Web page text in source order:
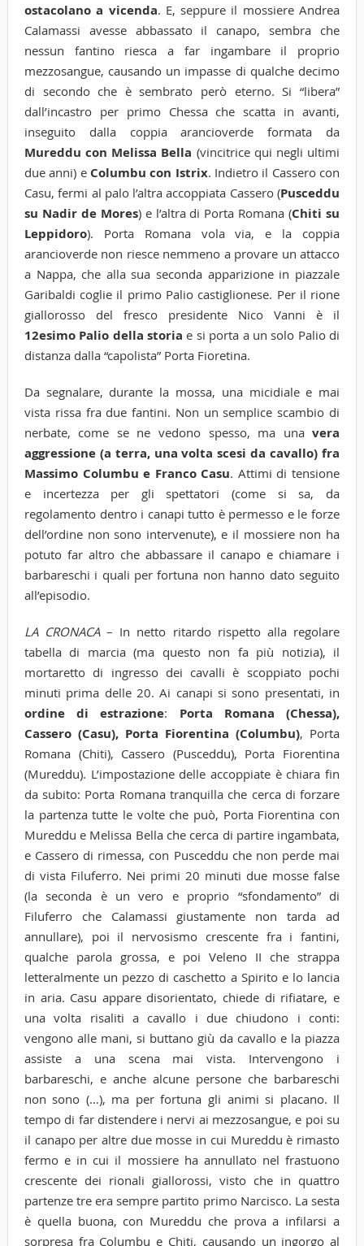
ostacolano a vicenda. E, seppure il mossiere Andrea
Calamassi avesse abbassato il canapo, sembra che
nessun fantino riesca a far ingambare il proprio
mezzosangue, causando un impasse di qualche decimo
di secondo che è sembrato però eterno. Si “libera”
dall’incastro per primo Chessa che scatta in avanti,
inseguito dalla coppia arancioverde formata da
Mureddu con Melissa Bella (vincitrice qui negli ultimi
due anni) e Columbu con Istrix. Indietro il Cassero con
Casu, fermi al palo l’altra accoppiata Cassero (Pusceddu
su Nadir de Mores) e l’altra di Porta Romana (Chiti su
Leppidoro). Porta Romana vola via, e la coppia
arancioverde non riesce nemmeno a provare un attacco
a Nappa, che alla sua seconda apparizione in piazzale
Garibaldi coglie il primo Palio castiglionese. Per il rione
giallorosso del fresco presidente Nico Vanni è il
12esimo Palio della storia e si porta a un solo Palio di
distanza dalla “capolista” Porta Fioretina.
Da segnalare, durante la mossa, una micidiale e mai
vista rissa fra due fantini. Non un semplice scambio di
nerbate, come se ne vedono spesso, ma unavera
aggressione (a terra, una volta scesi da cavallo) fra
Massimo Columbu e Franco Casu. Attimi di tensione
e incertezza per gli spettatori (come si sa, da
regolamento dentro i canapi tutto è permesso e le forze
dell’ordine non sono intervenute), e il mossiere non ha
potuto far altro che abbassare il canapo e chiamare i
barbareschi i quali per fortuna non hanno dato seguito
all’episodio.
LA CRONACA– In netto ritardo rispetto alla regolare
tabella di marcia (ma questo non fa più notizia), il
mortaretto di ingresso dei cavalli è scoppiato pochi
minuti prima delle 20. Ai canapi si sono presentati, in
ordine di estrazione: Porta Romana (Chessa),
Cassero (Casu), Porta Fiorentina (Columbu), Porta
Romana (Chiti), Cassero (Pusceddu), Porta Fiorentina
(Mureddu). L’impostazione delle accoppiate è chiara fin
da subito: Porta Romana tranquilla che cerca di forzare
la partenza tutte le volte che può, Porta Fiorentina con
Mureddu e Melissa Bella che cerca di partire ingambata,
e Cassero di rimessa, con Pusceddu che non perde mai
di vista Filuferro. Nei primi 20 minuti due mosse false
(la seconda è un vero e proprio “sfondamento” di
Filuferro che Calamassi giustamente non tarda ad
annullare), poi il nervosismo crescente fra i fantini,
qualche parola grossa, e poi Veleno II che strappa
letteralmente un pezzo di caschetto a Spirito e lo lancia
in aria. Casu appare disorientato, chiede di rifiatare, e
una volta risaliti a cavallo i due chiudono i conti:
vengono alle mani, si buttano giù da cavallo e la piazza
assiste a una scena mai vista. Intervengono i
barbareschi, e anche alcune persone che barbareschi
non sono (…), ma per fortuna gli animi si placano. Il
tempo di far distendere i nervi ai mezzosangue, e poi su
il canapo per altre due mosse in cui Mureddu è rimasto
fermo e in cui il mossiere ha annullato nel frastuono
crescente dei rionali giallorossi, visto che in quattro
partenze tre era sempre partito primo Narcisco. La sesta
è quella buona, con Mureddu che prova a infilarsi a
sorpresa fra Columbu e Chiti, causando un ingorgo al